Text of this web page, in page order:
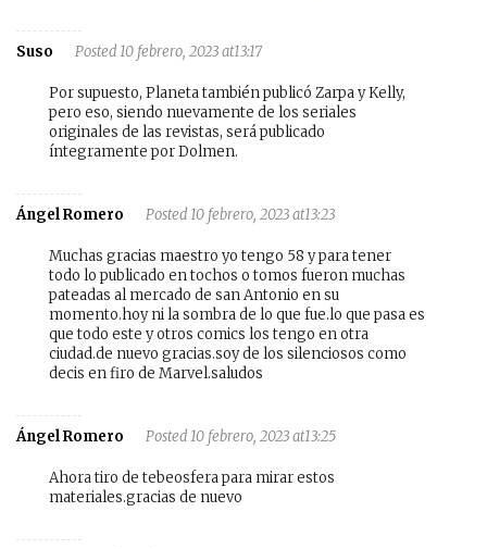
Suso Posted 10 febrero, 2023 at13:17
Por supuesto, Planeta también publicó Zarpa y Kelly,
pero eso, siendo nuevamente de los seriales
originales de las revistas, será publicado
íntegramente por Dolmen.
Ángel Romero Posted 10 febrero, 2023 at13:23
Muchas gracias maestro yo tengo 58 y para tener
todo lo publicado en tochos o tomos fueron muchas
pateadas al mercado de san Antonio en su
momento.hoy ni la sombra de lo que fue.lo que pasa es
que todo este y otros comics los tengo en otra
ciudad.de nuevo gracias.soy de los silenciosos como
decis en firo de Marvel.saludos
Ángel Romero Posted 10 febrero, 2023 at13:25
Ahora tiro de tebeosfera para mirar estos
materiales.gracias de nuevo